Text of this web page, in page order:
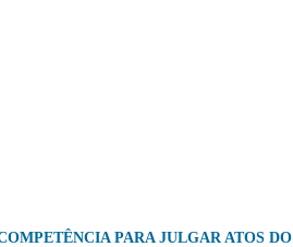
PARA JULGAR ATOS DO